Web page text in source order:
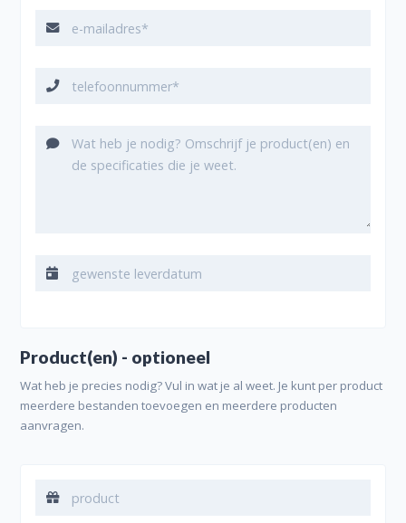
Product(en) - optioneel
Wat heb je precies nodig? Vul in wat je al weet. Je kunt per product
meerdere bestanden toevoegen en meerdere producten
aanvragen.